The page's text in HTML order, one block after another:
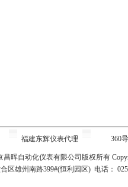
福建东辉仪表代理 360
昌晖自动化仪表有限公司版权所有
区雄州南路399#(恒利园区) 电话：